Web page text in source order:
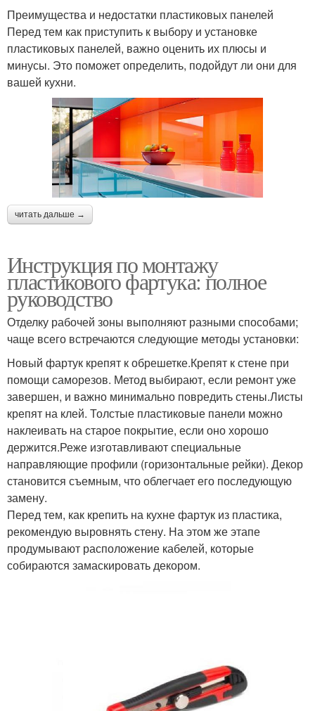
Преимущества и недостатки пластиковых панелей
Перед тем как приступить к выбору и установке
пластиковых панелей, важно оценить их плюсы и
минусы. Это поможет определить, подойдут ли они для
вашей кухни.
читать дальше →
Инструкция по монтажу
пластикового фартука: полное
руководство
Отделку рабочей зоны выполняют разными способами;
чаще всего встречаются следующие методы установки:
Новый фартук крепят к обрешетке.Крепят к стене при
помощи саморезов. Метод выбирают, если ремонт уже
завершен, и важно минимально повредить стены.Листы
крепят на клей. Толстые пластиковые панели можно
наклеивать на старое покрытие, если оно хорошо
держится.Реже изготавливают специальные
направляющие профили (горизонтальные рейки). Декор
становится съемным, что облегчает его последующую
замену.
Перед тем, как крепить на кухне фартук из пластика,
рекомендую выровнять стену. На этом же этапе
продумывают расположение кабелей, которые
собираются замаскировать декором.